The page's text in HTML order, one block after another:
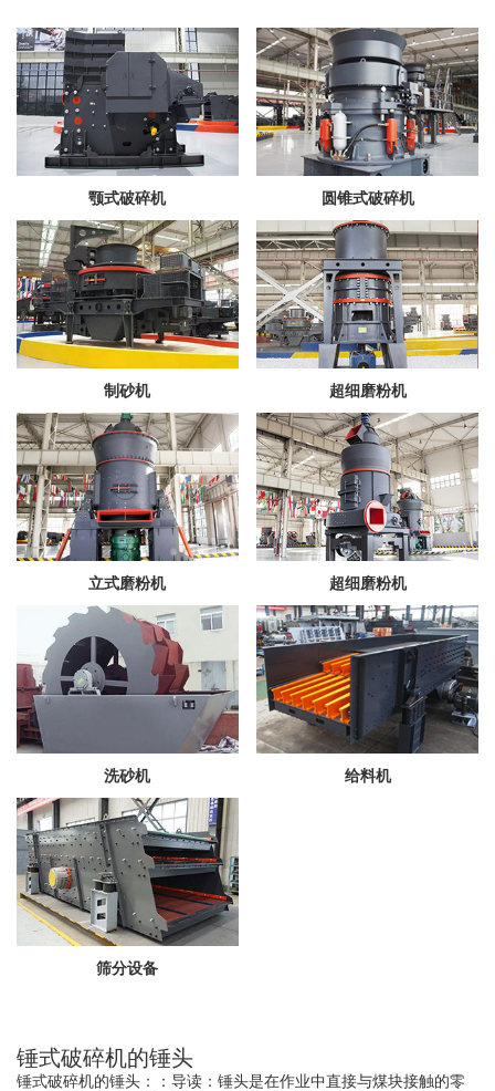
颚式破碎机 圆锥式破碎机
制砂机 超细磨粉机
立式磨粉机 超细磨粉机
洗砂机 给料机
筛分设备
锤式破碎机的锤头
锤式破碎机的锤头：：导读：锤头是在作业中直接与煤块接触的零